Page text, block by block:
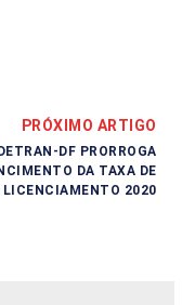
PRÓXIMO ARTIGO
DETRAN-DF PRORROGA
DA TAXA DE
LICENCIAMENTO 2020